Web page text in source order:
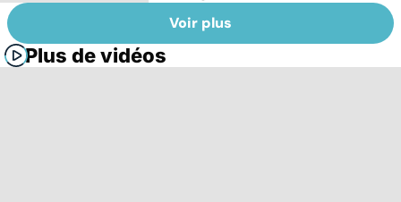
Voir plus
Plus de vidéos